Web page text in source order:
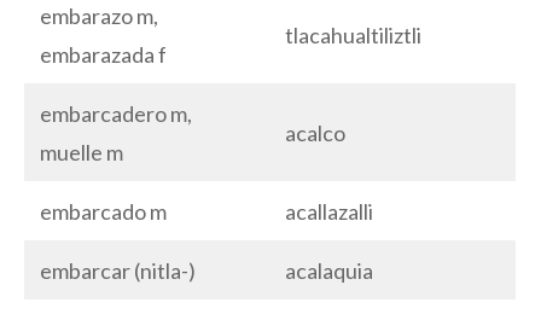
embarazo m,
embarazada f
tlacahualtiliztli
embarcadero m,
muelle m
acalco
embarcado m acallazalli
embarcar (nitla-) acalaquia